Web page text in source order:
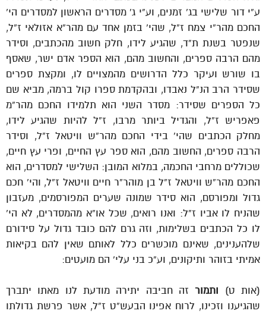
ע”י דור שלישי בג’ זמנים, וע”י ג’ מסדרים הראשון למסדרים הי’
החכם מהר”י צמח ז”ל, שהי’ בזמן אחד עם מהר”א אזולאי ז”ל,
שנפטר בשנת ת”ד, שהגיע לידו, חלק חשוב מהכתבים, וסידר
מהם הרבה ספרים, והחשוב מהם, הוא הספר אדם ישר, שאסף
בו שורש ועיקר כלל הדרושים מהמצויים לו, ומקצת ספרים
שסידר הרב הנ”ל נאבדו, ובהקדמת ספרו קול ברמה, מביא שם
כל הספרים שסידר: מסדר השני הוא תלמידו החכם מהר”מ
פאפריש ז”ל, והגדיל ביותר מרבו, ז”ל להיות שהגיע לידו,
מחלק הכתבים שהי’ בידי החכם מהר”ש וויטאל ז”ל, וסידר
הרבה ספרים, החשוב מהם, הוא ספר עץ החיים, ופרי עץ חיים,
שכוללים מרחבי החכמה, במלוא המובן: השלישי למסדרים, הוא
החכם מהר”ש וויטאל ז”ל בן מוהר”ר חיים וויטאל ז”ל, והי’ חכם
גדול ומפורסם, הוא סידר שמונה שערים המפורסמים, מעזבון
שהניח לו אביו ז”ל: ואנו רואים, שכל או”א מהמסדרים, לא הי’
לו כל הכתבים בשלימות, וזה גרם להם כובד גדול על סידורם
שלהענינים, שאינם מוכשרים כלל לאותם שאין להם בקיאות
אמיתי בזוהר ותיקונים, וע”כ בני עלי’ הם מועטים:
(אות ט) ותמורזה חביבה יתירה מודעת לנו מאתו יתברך
שהגיענו וזכינו, לרוח אפינו הבעש”ט ז”ל, אשר פרשת גדולתו